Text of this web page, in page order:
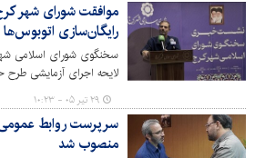
وحدت ملی تأکید کرد.
موافقت شورای شهر
رایگان‌سازی اتوبوس‌ها
سخنگوی شورای اسلامی
لایحه اجرای آزمایشی طرح
حمل‌ونقل عمومی خبر داد
افزایش اعتبار
برگزاری برنامه‌های روز
۲۹ تیر ۰۵ - ۱۰:۲۳
سرپرست روابط
منصوب شد